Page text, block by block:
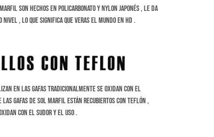
son hechos en Policarbonato y Nylon Japonés , le da
, lo que significa que veras el mundo en HD .
en las gafas tradicionalmente se oxidan con el
gafas de sol marfil están recubiertos con teflón ,
con el sudor y el uso .